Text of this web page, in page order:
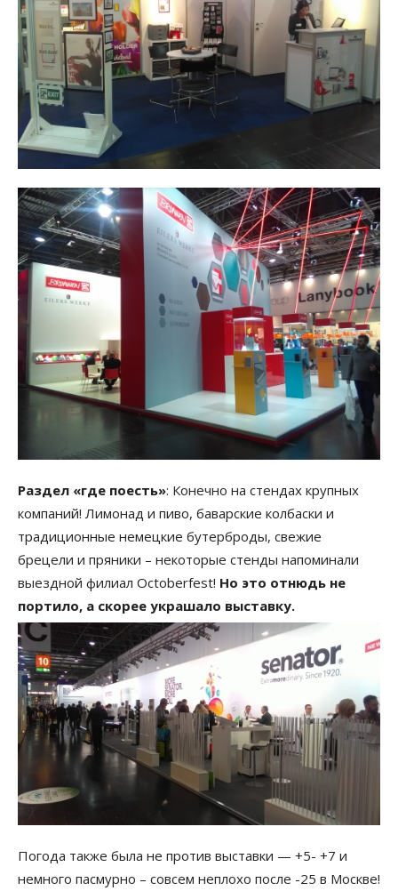
Раздел «где поесть»: Конечно на стендах крупных
компаний! Лимонад и пиво, баварские колбаски и
традиционные немецкие бутерброды, свежие
брецели и пряники – некоторые стенды напоминали
выездной филиал Octoberfest! Но это отнюдь не
портило, а скорее украшало выставку.
Погода также была не против выставки — +5- +7 и
немного пасмурно – совсем неплохо после -25 в Москве!